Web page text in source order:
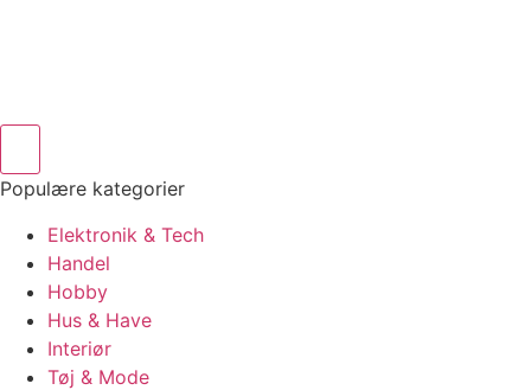
Populære kategorier
Elektronik & Tech
Handel
Hobby
Hus & Have
Interiør
Tøj & Mode